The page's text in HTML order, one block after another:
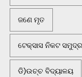
ଜଣେ ମୃତ
ଟେକ୍ସାସ ନିକଟ
ଡି)ଉଚ୍ଚ ବିଦ୍ୟାଳୟ